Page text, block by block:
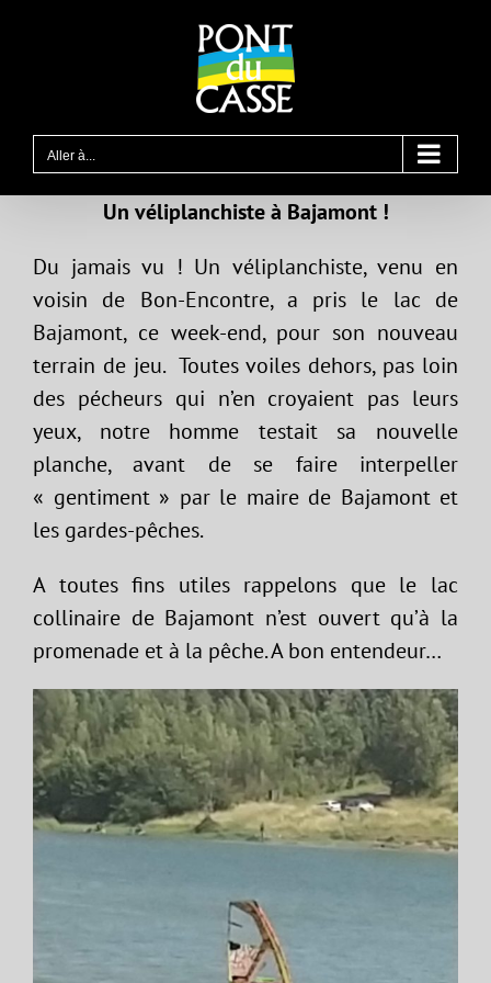
Aller à...
Un véliplanchiste à Bajamont !
Du jamais vu ! Un véliplanchiste, venu en
voisin de Bon-Encontre, a pris le lac de
Bajamont, ce week-end, pour son nouveau
terrain de jeu. Toutes voiles dehors, pas loin
des pécheurs qui n’en croyaient pas leurs
yeux, notre homme testait sa nouvelle
planche, avant de se faire interpeller
« gentiment » par le maire de Bajamont et
les gardes-pêches.
A toutes fins utiles rappelons que le lac
collinaire de Bajamont n’est ouvert qu’à la
promenade et à la pêche. A bon entendeur…